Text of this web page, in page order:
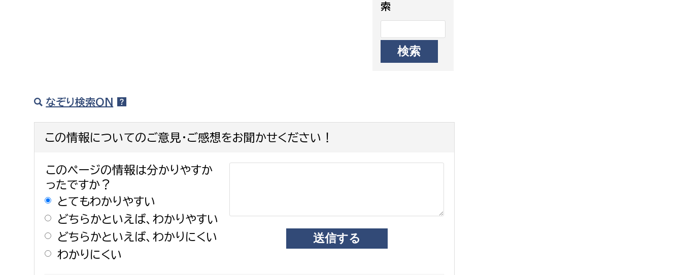
索
なぞり検索ON
この情報についてのご意見・ご感想をお聞かせください！
このページの情報は分かりやすか
ったですか？
とてもわかりやすい
どちらかといえば、わかりやすい
どちらかといえば、わかりにくい
わかりにくい